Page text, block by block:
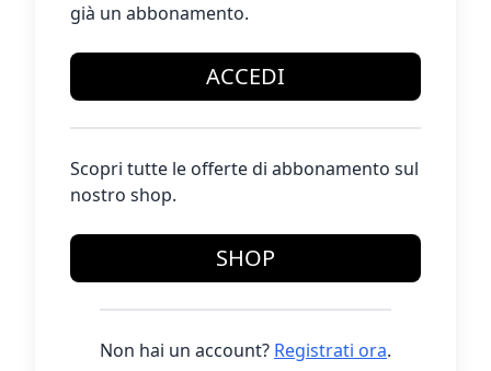
già un abbonamento.
ACCEDI
Scopri tutte le offerte di abbonamento sul
nostro shop.
SHOP
Non hai un account? Registrati ora.